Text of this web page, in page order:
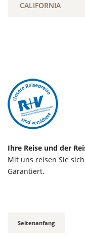
CALIFORNIA
Ihre Reise und der
Mit uns reisen Sie
Garantiert.
Seitenanfang